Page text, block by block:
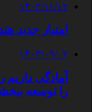
۱۴۰۲/۱۱/۱۳
امتیاز جدید
۱۴۰۳/۰۹/۰۲
آمادگی
را توسعه